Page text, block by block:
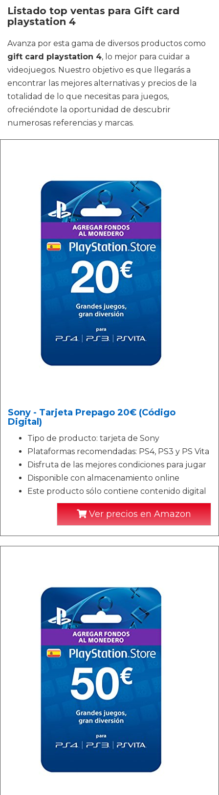
Listado top ventas para Gift card
playstation 4
Avanza por esta gama de diversos productos como
gift card playstation 4, lo mejor para cuidar a
videojuegos. Nuestro objetivo es que llegarás a
encontrar las mejores alternativas y precios de la
totalidad de lo que necesitas para juegos,
ofreciéndote la oportunidad de descubrir
numerosas referencias y marcas.
Sony - Tarjeta Prepago 20€ (Código
Digital)
Tipo de producto: tarjeta de Sony
Plataformas recomendadas: PS4, PS3 y PS Vita
Disfruta de las mejores condiciones para jugar
Disponible con almacenamiento online
Este producto sólo contiene contenido digital
Ver precios en Amazon